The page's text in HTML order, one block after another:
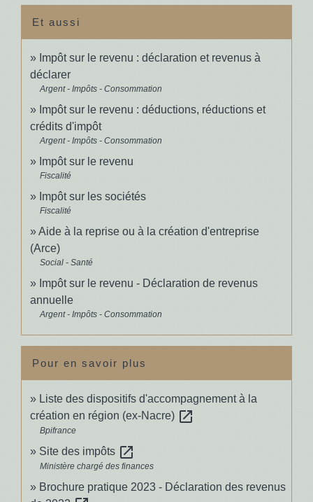
Et aussi
Impôt sur le revenu : déclaration et revenus à
déclarer
Argent - Impôts - Consommation
Impôt sur le revenu : déductions, réductions et
crédits d'impôt
Argent - Impôts - Consommation
Impôt sur le revenu
Fiscalité
Impôt sur les sociétés
Fiscalité
Aide à la reprise ou à la création d'entreprise
(Arce)
Social - Santé
Impôt sur le revenu - Déclaration de revenus
annuelle
Argent - Impôts - Consommation
Pour en savoir plus
Liste des dispositifs d'accompagnement à la
création en région (ex-Nacre) open_in_new
Bpifrance
Site des impôts open_in_new
Ministère chargé des finances
Brochure pratique 2023 - Déclaration des revenus